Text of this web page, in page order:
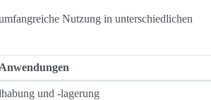
Nutzung in unterschiedlichen
Anwendungen
und -lagerung